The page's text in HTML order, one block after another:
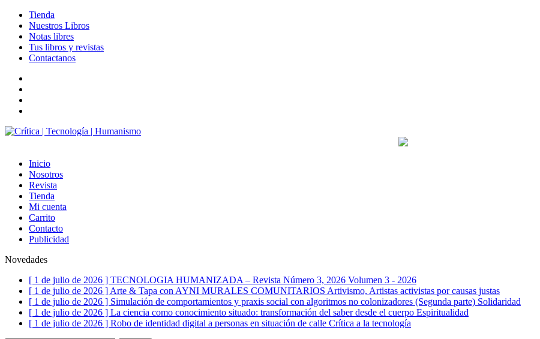
Tienda
Nuestros Libros
Notas libres
Tus libros y revistas
Contactanos
Inicio
Nosotros
Revista
Tienda
Mi cuenta
Carrito
Contacto
Publicidad
Novedades
[ 1 de julio de 2026 ] TECNOLOGIA HUMANIZADA – Revista Número 3, 2026 Volumen 3 - 2026
[ 1 de julio de 2026 ] Arte & Tapa con AYNI MURALES COMUNITARIOS Artivismo, Artistas activistas por causas justas
[ 1 de julio de 2026 ] Simulación de comportamientos y praxis social con algoritmos no colonizadores (Segunda parte) Solidaridad
[ 1 de julio de 2026 ] La ciencia como conocimiento situado: transformación del saber desde el cuerpo Espiritualidad
[ 1 de julio de 2026 ] Robo de identidad digital a personas en situación de calle Crítica a la tecnología